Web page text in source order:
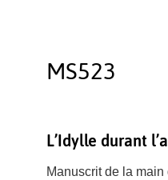
MS523
L’Idylle durant
Manuscrit de la